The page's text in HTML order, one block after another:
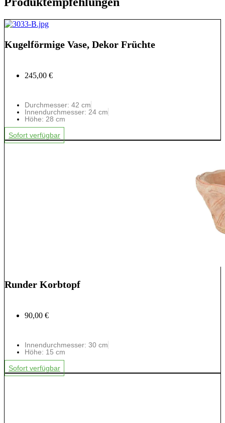
Kugelförmige Vase, Dekor Früchte
245,00 €
Durchmesser: 42 cm
Innendurchmesser: 24 cm
Höhe: 28 cm
Sofort verfügbar
Runder Korbtopf
90,00 €
Innendurchmesser: 30 cm
Höhe: 15 cm
Sofort verfügbar